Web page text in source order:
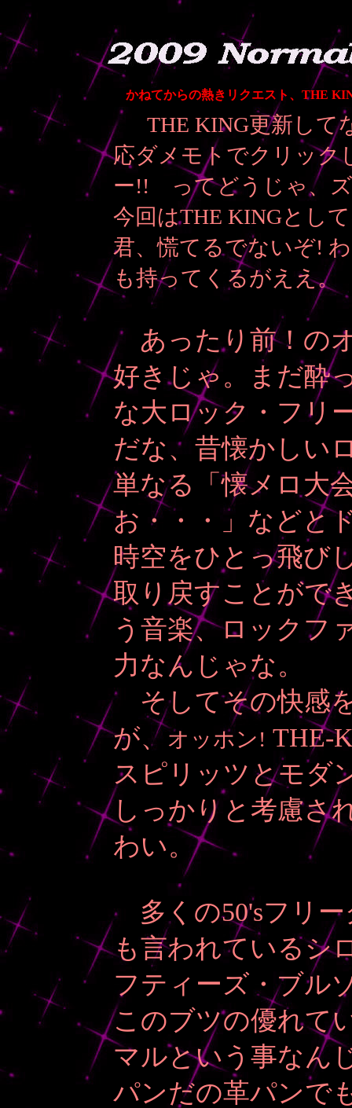
かねてからの熱きリクエスト、THE
THE KING更新し
応ダメモトでクリッ
ー!! ってどうじゃ、
今回はTHE KINGとし
君、慌てるでないぞ!
も持ってくるがええ。
あったり前！の
好きじゃ。まだ酔
な大ロック・フリ
だな、昔懐かしい
単なる「懐メロ大
お・・・」などと
時空をひとっ飛び
取り戻すことがで
う音楽、ロックフ
力なんじゃな。
そしてその快感
が、オッホン! THE-
スピリッツとモダ
しっかりと考慮さ
わい。
多くの50'sフリー
も言われているシ
フティーズ・ブル
このブツの優れて
マルという事なん
パンだの革パンで